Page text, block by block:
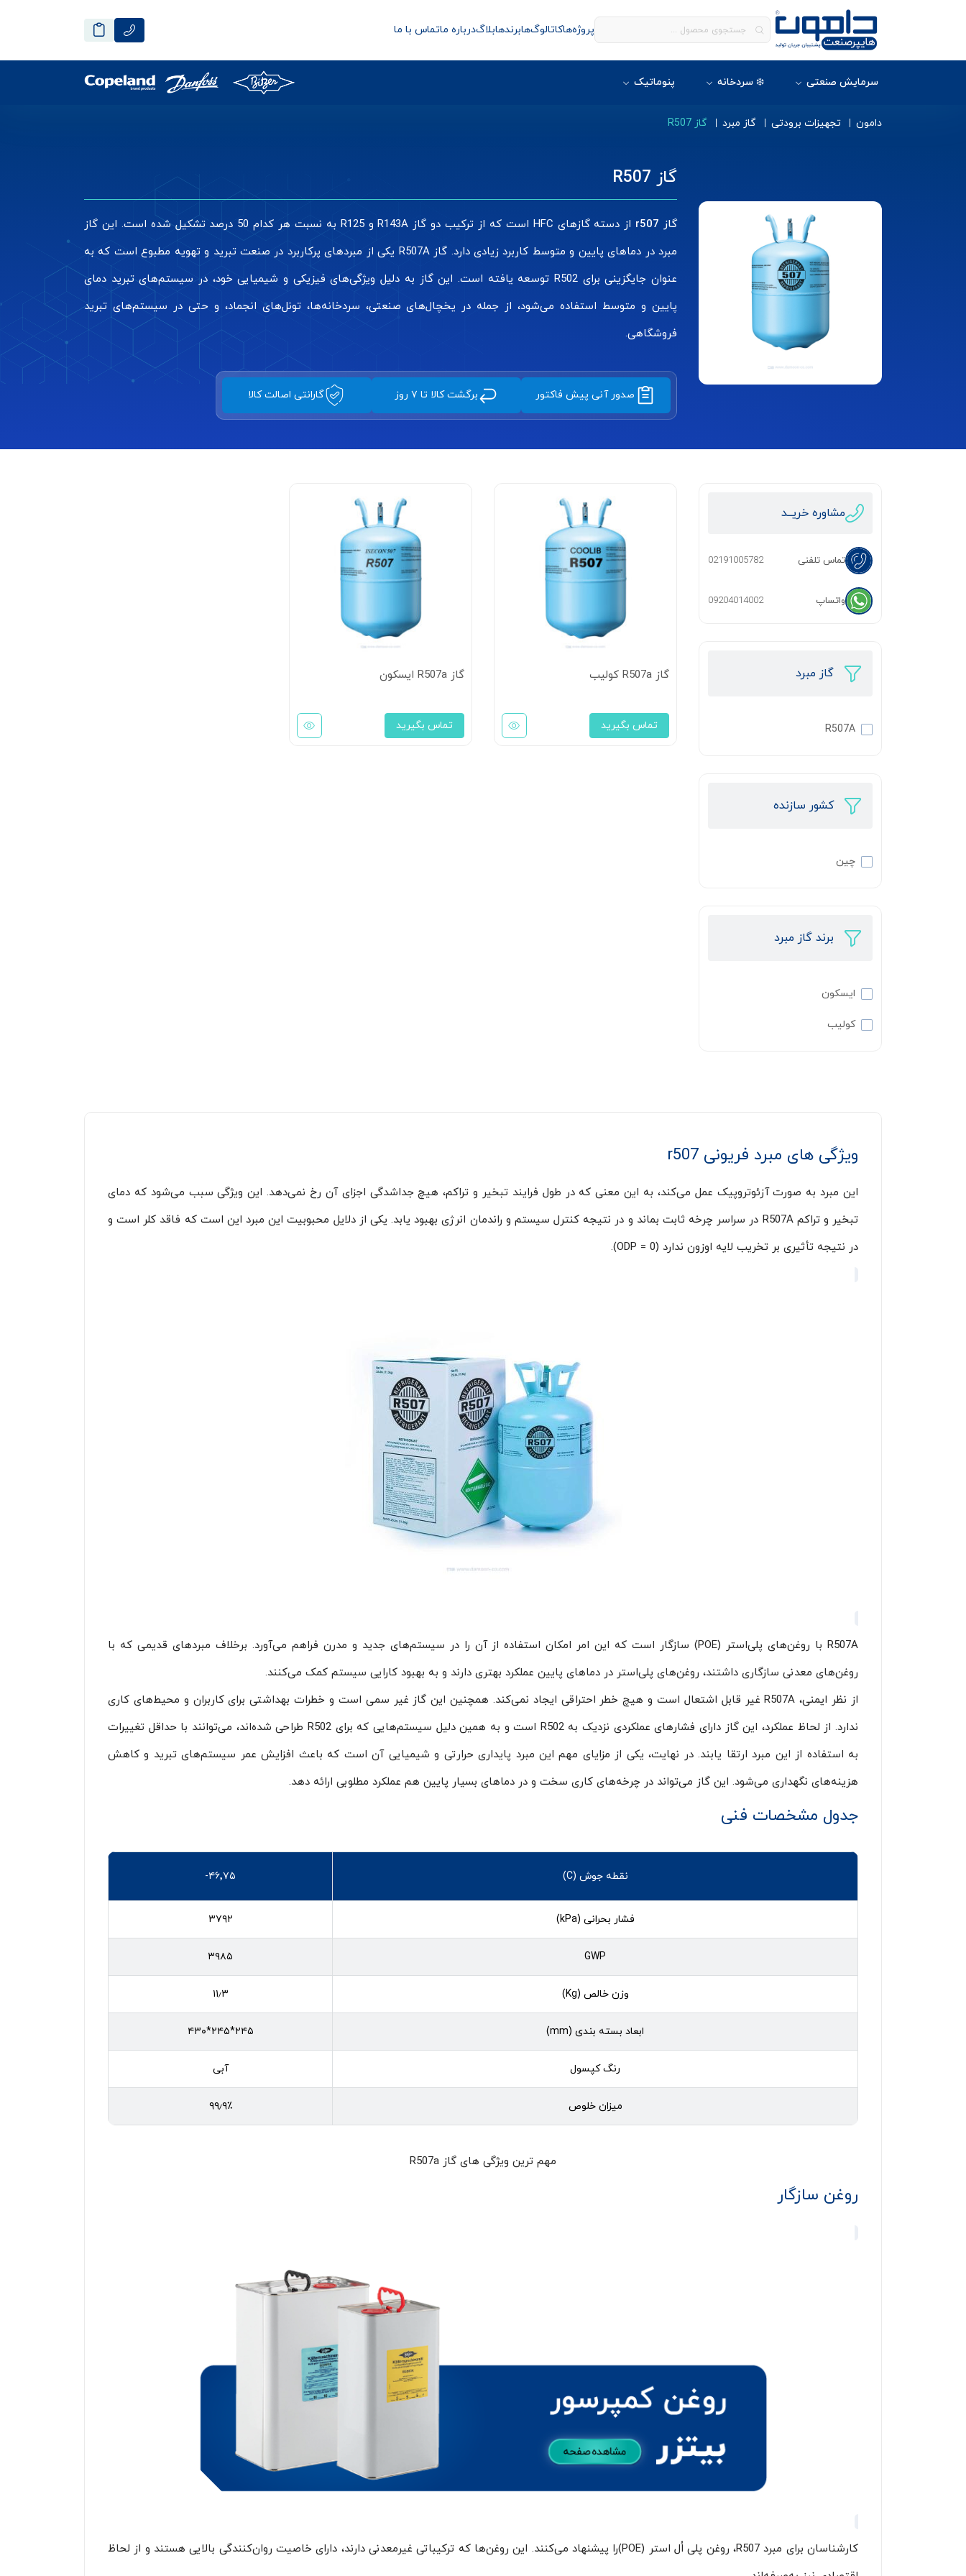
پروژه‌هاکاتالوگ‌هابرندهابلاگدرباره ماتماس با ما
سرمایش صنعتی ❄️ سردخانه پنوماتیک
دامون تجهیزات برودتی گاز مبرد گاز R507
گاز R507
گاز r507
از دسته گازهای HFC است که از ترکیب دو گاز R143A و R125 به نسبت هر کدام 50 درصد تشکیل شده است. این گاز
مبرد در دماهای پایین و متوسط کاربرد زیادی دارد. گاز R507A یکی از مبردهای پرکاربرد در صنعت تبرید و تهویه مطبوع است که به
عنوان جایگزینی برای R502 توسعه یافته است. این گاز به دلیل ویژگی‌های فیزیکی و شیمیایی خود، در سیستم‌های تبرید دمای
پایین و متوسط استفاده می‌شود، از جمله در یخچال‌های صنعتی، سردخانه‌ها، تونل‌های انجماد، و حتی در سیستم‌های تبرید
فروشگاهی.
صدور آنی پیش فاکتور برگشت کالا تا ۷ روز گارانتی اصالت کالا
مشاوره خریــد
تماس تلفنی 02191005782
واتساپ 09204014002
گاز مبرد
R507A
کشور سازنده
چین
برند گاز مبرد
ایسکون
کولیب
گاز R507a کولیب
تماس بگیرید
گاز R507a ایسکون
تماس بگیرید
ویژگی های مبرد فریونی r507
این مبرد به صورت آزئوتروپیک عمل می‌کند، به این معنی که در طول فرایند تبخیر و تراکم، هیچ جداشدگی اجزای آن رخ نمی‌دهد. این ویژگی سبب می‌شود که دمای
تبخیر و تراکم R507A در سراسر چرخه ثابت بماند و در نتیجه کنترل سیستم و راندمان انرژی بهبود یابد. یکی از دلایل محبوبیت این مبرد این است که فاقد کلر است و
در نتیجه تأثیری بر تخریب لایه اوزون ندارد (ODP = 0).
R507A با روغن‌های پلی‌استر (POE) سازگار است که این امر امکان استفاده از آن را در سیستم‌های جدید و مدرن فراهم می‌آورد. برخلاف مبردهای قدیمی که با
روغن‌های معدنی سازگاری داشتند، روغن‌های پلی‌استر در دماهای پایین عملکرد بهتری دارند و به بهبود کارایی سیستم کمک می‌کنند.
از نظر ایمنی، R507A غیر قابل اشتعال است و هیچ خطر احتراقی ایجاد نمی‌کند. همچنین این گاز غیر سمی است و خطرات بهداشتی برای کاربران و محیط‌های کاری
ندارد. از لحاظ عملکرد، این گاز دارای فشارهای عملکردی نزدیک به R502 است و به همین دلیل سیستم‌هایی که برای R502 طراحی شده‌اند، می‌توانند با حداقل تغییرات
به استفاده از این مبرد ارتقا یابند. در نهایت، یکی از مزایای مهم این مبرد پایداری حرارتی و شیمیایی آن است که باعث افزایش عمر سیستم‌های تبرید و کاهش
هزینه‌های نگهداری می‌شود. این گاز می‌تواند در چرخه‌های کاری سخت و در دماهای بسیار پایین هم عملکرد مطلوبی ارائه دهد.
جدول مشخصات فنی
نقطه جوش (C) ۴۶٬۷۵-
فشار بحرانی (kPa) ۳۷۹۲
GWP ۳۹۸۵
وزن خالص (Kg) ۱۱٫۳
ابعاد بسته بندی (mm) ۲۴۵*۲۴۵*۴۳۰
رنگ کپسول آبی
میزان خلوص ۹۹٫۹٪
مهم ترین ویژگی های گاز R507a
روغن سازگار
کارشناسان برای مبرد R507، روغن پلی اُل استر (POE)را پیشنهاد می‌کنند. این روغن‌ها که ترکیباتی غیرمعدنی دارند، دارای خاصیت روان‌کنندگی بالایی هستند و از لحاظ